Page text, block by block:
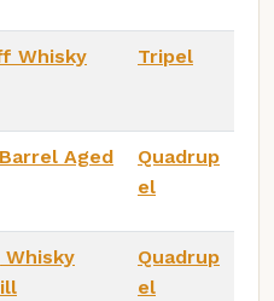
Whisky
Tripel
Aged
Quadrup
el
Whisky
Quadrup
el